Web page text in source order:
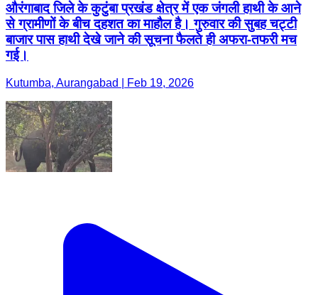
औरंगाबाद जिले के कुटुंबा प्रखंड क्षेत्र में एक जंगली हाथी के आने
से ग्रामीणों के बीच दहशत का माहौल है। गुरुवार की सुबह चट्टी
बाजार पास हाथी देखे जाने की सूचना फैलते ही अफरा-तफरी मच
गई।
Kutumba, Aurangabad | Feb 19, 2026